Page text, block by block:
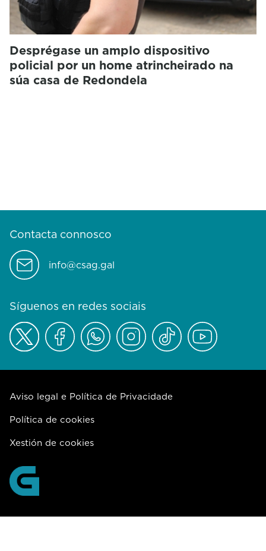
Desprégase un amplo dispositivo
policial por un home atrincheirado na
súa casa de Redondela
Contacta connosco
info@csag.gal
Síguenos en redes sociais
Aviso legal e Política de Privacidade
Política de cookies
Xestión de cookies